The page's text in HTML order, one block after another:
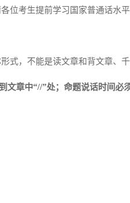
位考生提前学习国家普通话水
式，不能是读文章和背文章、
章中“//”处；命题说话时间必